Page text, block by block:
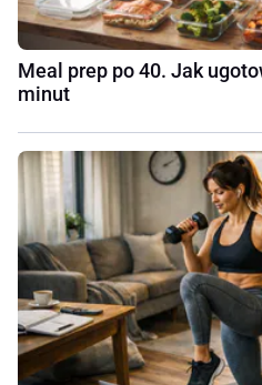
Meal prep po 40. Jak
minut